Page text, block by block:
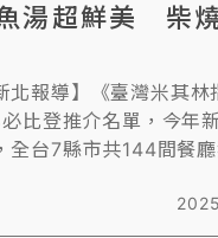
湯超鮮美 柴
北報導】《臺灣米其林
比登推介名單，今年
全台7縣市共144間餐廳
有15家餐廳獲米其林必
的蔡家牛肉麵，一天